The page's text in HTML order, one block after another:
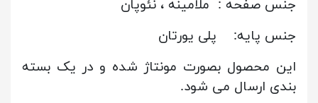
جنس صفحه : ملامینه ، نئوپان
جنس پایه: پلی یورتان
این محصول بصورت مونتاژ شده و در یک بسته
بندی ارسال می شود.